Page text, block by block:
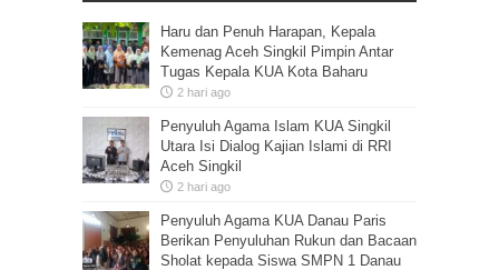
Haru dan Penuh Harapan, Kepala
Kemenag Aceh Singkil Pimpin Antar
Tugas Kepala KUA Kota Baharu
2 hari ago
Penyuluh Agama Islam KUA Singkil
Utara Isi Dialog Kajian Islami di RRI
Aceh Singkil
2 hari ago
Penyuluh Agama KUA Danau Paris
Berikan Penyuluhan Rukun dan Bacaan
Sholat kepada Siswa SMPN 1 Danau